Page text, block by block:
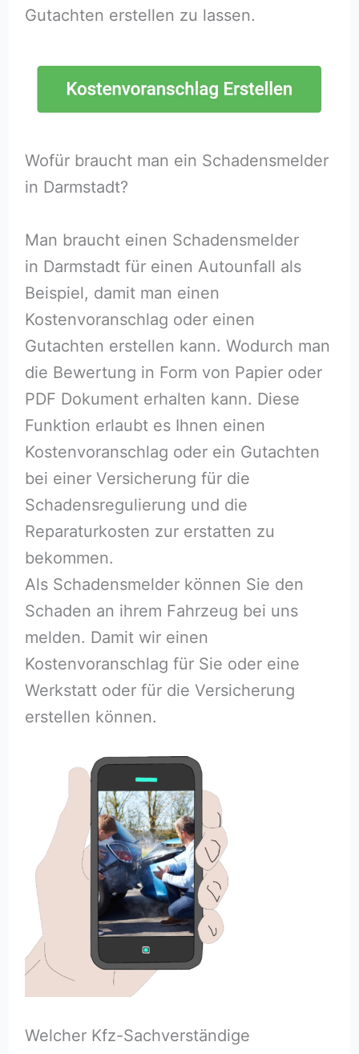
Gutachten erstellen zu lassen.
Wofür braucht man ein Schadensmelder
in Darmstadt?
Man braucht einen Schadensmelder
in Darmstadt für einen Autounfall als
Beispiel, damit man einen
Kostenvoranschlag oder einen
Gutachten erstellen kann. Wodurch man
die Bewertung in Form von Papier oder
PDF Dokument erhalten kann. Diese
Funktion erlaubt es Ihnen einen
Kostenvoranschlag oder ein Gutachten
bei einer Versicherung für die
Schadensregulierung und die
Reparaturkosten zur erstatten zu
bekommen.
Als Schadensmelder können Sie den
Schaden an ihrem Fahrzeug bei uns
melden. Damit wir einen
Kostenvoranschlag für Sie oder eine
Werkstatt oder für die Versicherung
erstellen können.
Welcher Kfz-Sachverständige